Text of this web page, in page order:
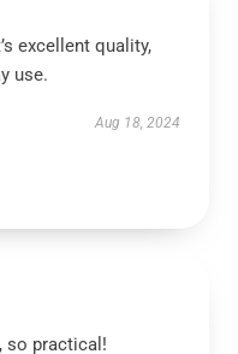
excellent quality,
use.
Aug 18, 2024
so practical!